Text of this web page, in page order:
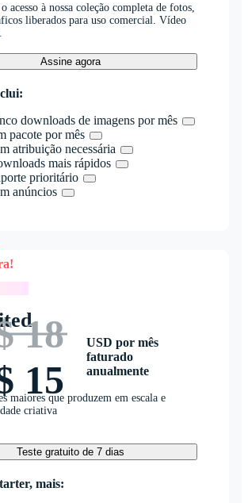
acesso à nossa coleção completa de fotos,
liberados para uso comercial. Vídeo
Assine agora
downloads de imagens por mês
pacote por mês
atribuição necessária
mais rápidos
prioritário
anúncios
18
15
USD por mês
faturado
anualmente
maiores que produzem em escala e
criativa
Teste gratuito de 7 dias
mais: